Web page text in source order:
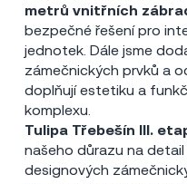
metrů vnitřních
bezpečné řešení pro
jednotek. Dále jsme
zámečnických prvků a
doplňují estetiku a
komplexu.
Tulipa Třebešín III.
našeho důrazu na
designových